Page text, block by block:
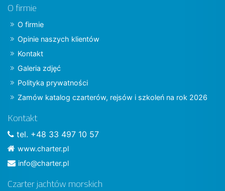
O firmie
O firmie
Opinie naszych klientów
Kontakt
Galeria zdjęć
Polityka prywatności
Zamów katalog czarterów, rejsów i szkoleń na rok 2026
Kontakt
tel. +48 33 497 10 57
www.charter.pl
info@charter.pl
Czarter jachtów morskich